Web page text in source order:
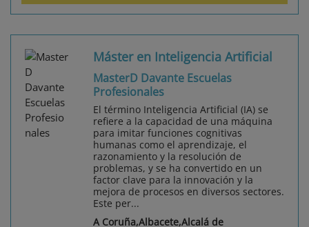
Máster en Inteligencia Artificial
MasterD Davante Escuelas
Profesionales
El término Inteligencia Artificial (IA) se
refiere a la capacidad de una máquina
para imitar funciones cognitivas
humanas como el aprendizaje, el
razonamiento y la resolución de
problemas, y se ha convertido en un
factor clave para la innovación y la
mejora de procesos en diversos sectores.
Este per...
A Coruña,Albacete,Alcalá de